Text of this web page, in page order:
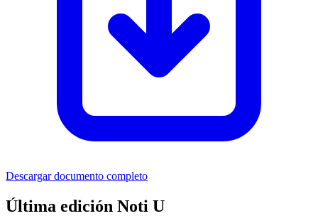
Descargar documento completo
Última edición Noti U